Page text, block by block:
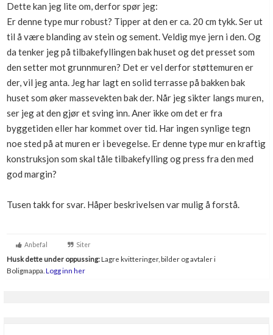
Dette kan jeg lite om, derfor spør jeg:
Er denne type mur robust? Tipper at den er ca. 20 cm tykk. Ser ut
til å være blanding av stein og sement. Veldig mye jern i den. Og
da tenker jeg på tilbakefyllingen bak huset og det presset som
den setter mot grunnmuren? Det er vel derfor støttemuren er
der, vil jeg anta. Jeg har lagt en solid terrasse på bakken bak
huset som øker massevekten bak der. Når jeg sikter langs muren,
ser jeg at den gjør et sving inn. Aner ikke om det er fra
byggetiden eller har kommet over tid. Har ingen synlige tegn
noe sted på at muren er i bevegelse. Er denne type mur en kraftig
konstruksjon som skal tåle tilbakefylling og press fra den med
god margin?
Tusen takk for svar. Håper beskrivelsen var mulig å forstå.
Anbefal Siter
Husk dette under oppussing:Lagre kvitteringer, bilder og avtaler i
Boligmappa. Logg inn her